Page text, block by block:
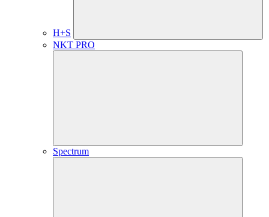
H+S
NKT PRO
Spectrum